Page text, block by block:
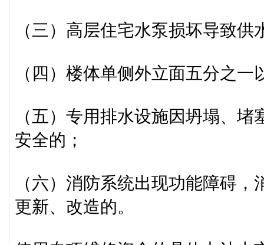
（三）高层住宅水泵损坏导致供
（四）楼体单侧外立面五分之
（五）专用排水设施因坍塌、
安全的；
（六）消防系统出现功能障碍
更新、改造的。